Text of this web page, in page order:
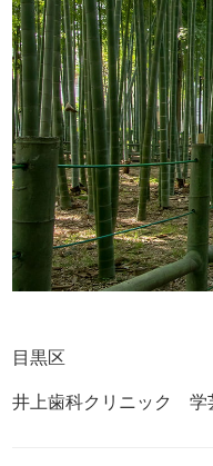
目黒区
井上歯科クリニック 学